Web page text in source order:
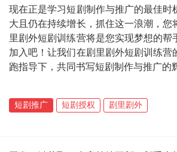
现在正是学习短剧制作与推广的最佳时
大且仍在持续增长，抓住这一浪潮，您
里剧外短剧训练营将是您实现梦想的帮
加入吧！让我们在剧里剧外短剧训练营
跑指导下，共同书写短剧制作与推广的
短剧推广 短剧授权 剧里剧外